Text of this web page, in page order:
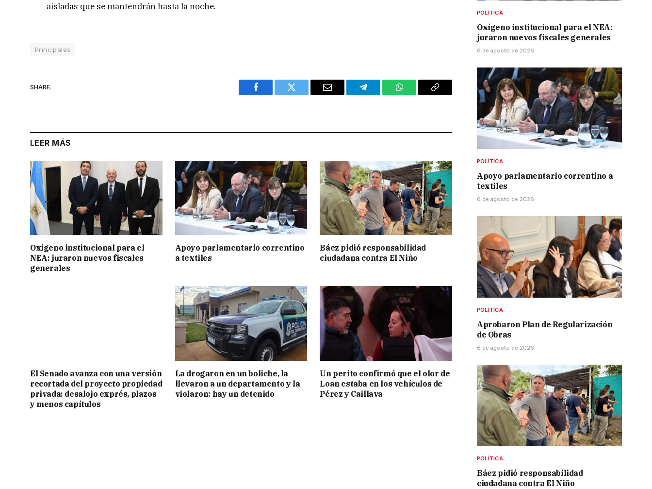
aisladas que se mantendrán hasta la noche.
Principales
SHARE.
Facebook Twitter Email Telegram WhatsAppCopy
LEER MÁS
Oxígeno institucional para el
NEA: juraron nuevos fiscales
generales
Apoyo parlamentario correntino
a textiles
Báez pidió responsabilidad
ciudadana contra El Niño
El Senado avanza con una versión
recortada del proyecto propiedad
privada: desalojo exprés, plazos
y menos capítulos
La drogaron en un boliche, la
llevaron a un departamento y la
violaron: hay un detenido
Un perito confirmó que el olor de
Loan estaba en los vehículos de
Pérez y Caillava
POLÍTICA
Oxígeno institucional para el NEA:
juraron nuevos fiscales generales
6 de agosto de 2026
POLÍTICA
Apoyo parlamentario correntino a
textiles
6 de agosto de 2026
POLÍTICA
Aprobaron Plan de Regularización
de Obras
6 de agosto de 2026
POLÍTICA
Báez pidió responsabilidad
ciudadana contra El Niño